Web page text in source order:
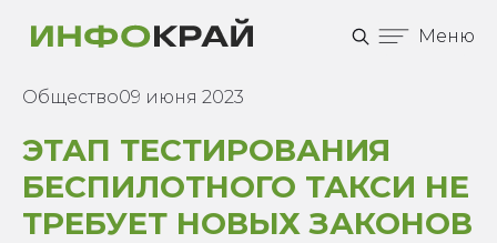
Меню
Общество09 июня 2023
ЭТАП ТЕСТИРОВАНИЯ
БЕСПИЛОТНОГО ТАКСИ НЕ
ТРЕБУЕТ НОВЫХ ЗАКОНОВ